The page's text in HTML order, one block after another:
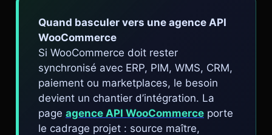
Quand basculer vers une agence API
WooCommerce
Si WooCommerce doit rester
synchronisé avec ERP, PIM, WMS, CRM,
paiement ou marketplaces, le besoin
devient un chantier d’intégration. La
page agence API WooCommerce porte
le cadrage projet : source maître,